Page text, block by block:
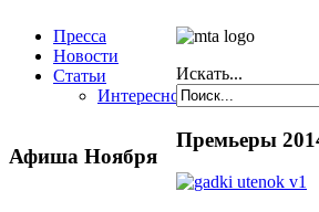
Пресса
Новости
Статьи
Интересное
Афиша Ноября
Искать...
Премьеры